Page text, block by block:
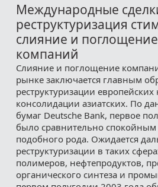
Пользовательское
Контакты
Международные
реструктуризация
слияние и
компаний
Слияние и поглощение
рынке заключается главным
реструктуризации
консолидации азиатских. По
бумаг Deutsche Bank, первое
было сравнительно
подобного рода. Ожидается
реструктуризации в таких
полимеров, нефтепродуктов,
органического синтеза и